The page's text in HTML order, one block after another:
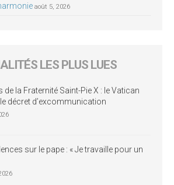
août 5, 2026
LES PLUS LUES
de la Fraternité Saint-Pie X : le Vatican
décret d’excommunication
sur le pape : « Je travaille pour un